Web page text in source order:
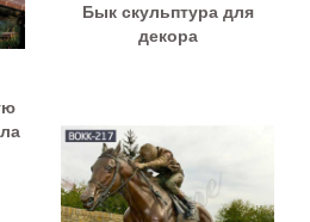
Бык скульптура для
декора